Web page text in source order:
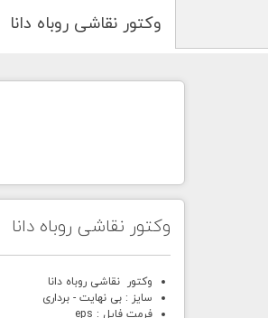
وکتور نقاشی روباه دانا
وکتور نقاشی روباه دانا
وکتور نقاشی روباه دانا
سایز : بی نهایت - برداری
فرمت فایل : eps